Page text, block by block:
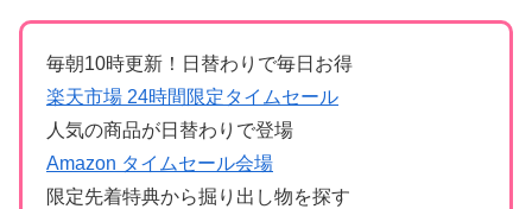
毎朝10時更新！日替わりで毎日お得
楽天市場 24時間限定タイムセール
人気の商品が日替わりで登場
Amazon タイムセール会場
限定先着特典から掘り出し物を探す